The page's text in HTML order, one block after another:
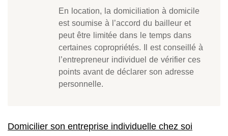
En location, la domiciliation à domicile
est soumise à l’accord du bailleur et
peut être limitée dans le temps dans
certaines copropriétés. Il est conseillé à
l’entrepreneur individuel de vérifier ces
points avant de déclarer son adresse
personnelle.
Domicilier son entreprise individuelle chez soi